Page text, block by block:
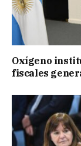
Oxígeno
fiscales